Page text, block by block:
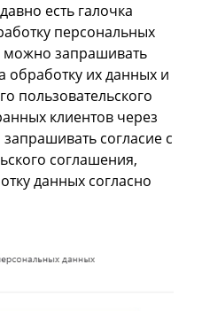
есть галочка
персональных
можно запрашивать
обработку их данных и
пользовательского
клиентов через
согласие с
соглашения,
данных согласно